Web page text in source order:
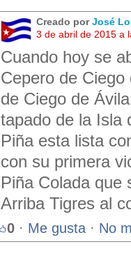
Creado porJosé
3 de abril de 2015 a
Cuando hoy se
Cepero de
de Ciego de
tapado de la Isla
Piña esta lista
con su primera
Piña Colada que
Arriba Tigres al
0 · Me gusta · No